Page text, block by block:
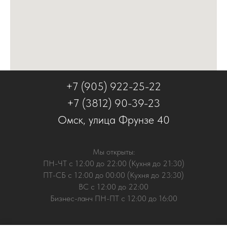
+7 (905) 922-25-22
+7 (3812) 90-39-23
Омск, улица Фрунзе 40
Мы открыты:
ПН-ЧТ с 12:00 до 22:00 (Кухня до 21:30)
ПТ-СБ с 12:00 до 00:00 (Кухня до 23:30)
ВС с 12:00 до 22:00
Бизнес-ланч ПН-ПТ с 12:00 до 16:00